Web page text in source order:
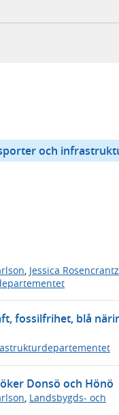
och
Jessica Rosencrantz
fossilfrihet, blå
Donsö och Hönö
, Landsbygds- och